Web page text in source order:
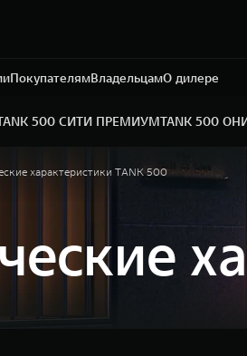
ПокупателямВладельцамО дилере
д. 26
500 СИТИ ПРЕМИУМTANK 500
характеристики TANK 500